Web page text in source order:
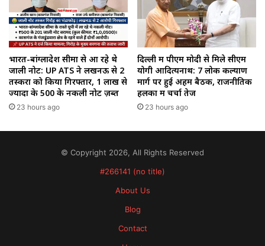
भारत-बांग्लादेश सीमा से आ रहे थे
जाली नोट: UP ATS ने लखनऊ से 2
तस्करों को किया गिरफ्तार, 1 लाख से
ज्यादा के ₹500 के नकली नोट ज़ब्त
23 hours ago
दिल्ली में पीएम मोदी से मिले सीएम
योगी आदित्यनाथ: 7 लोक कल्याण
मार्ग पर हुई अहम बैठक, राजनीतिक
हलकों में चर्चा तेज
23 hours ago
© Copyright 2026, All Rights Reserved
#266141 (no title)
About Us
Blog
Contact